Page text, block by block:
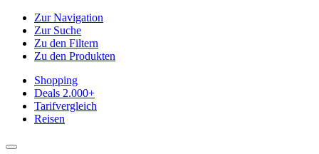
Zur Navigation
Zur Suche
Zu den Filtern
Zu den Produkten
Shopping
Deals 2.000+
Tarifvergleich
Reisen